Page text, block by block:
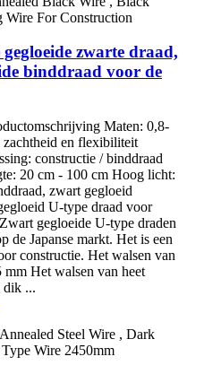
gegloeide zwarte draad,
binddraad voor de
Maten: 0,8-
en flexibiliteit
constructie / binddraad
20 cm - 100 cm Hoog licht:
zwart gegloeid
U-type draad voor
gegloeide U-type draden
de Japanse markt. Het is een
constructie. Het walsen van
mm Het walsen van heet
dik ...